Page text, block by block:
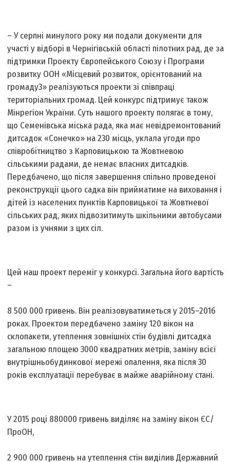
– У серпні минулого року ми подали документи для
участі у відборі в Чернігівській області пілотних рад, де за
підтримки Проекту Європейського Союзу і Програми
розвитку ООН «Місцевий розвиток, орієнтований на
громаду­3» реалізуються проекти зі співпраці
територіальних громад. Цей конкурс підтримує також
Мінрегіон України. Суть нашого проекту полягає в тому,
що Семенівська міська рада, яка має невідремонтований
дитсадок «Сонечко» на 230 місць, уклала угоди про
співробітництво з Карповицькою та Жовтневою
сільськими радами, де немає власних дитсадків.
Передбачено, що після завершення спільно проведеної
реконструкції цього садка він прийматиме на виховання і
дітей із населених пунктів Карповицької та Жовтневої
сільських рад, яких підвозитимуть шкільними автобусами
разом із учнями з цих сіл.
Цей наш проект переміг у конкурсі. Загальна його вартість
–
8 500 000 гри­вень. Він реалізовуватиметься у 2015–2016
роках. Проектом передбачено заміну 120 вікон на
склопакети, утеплення зовнішніх стін будівлі дитсадка
загальною площею 3000 квадратних метрів, заміну всієї
внутрішньобудинкової мережі опалення, яка після 30
років експлуатації перебуває в майже аварійному стані.
У 2015 році 880000 гривень виділяє на заміну вікон ЄС/
ПроОН,
2 900 000 гривень на утеплення стін виділив Державний